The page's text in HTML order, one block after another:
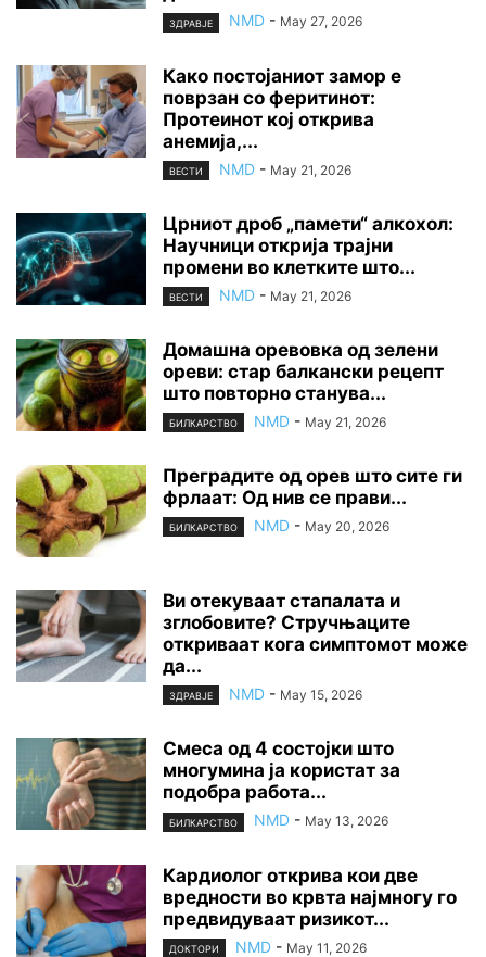
ЗДРАВЈЕ NMD - May 27, 2026
Како постојаниот замор е
поврзан со феритинот:
Протеинот кој открива
анемија,...
ВЕСТИ NMD - May 21, 2026
Црниот дроб „памети“ алкохол:
Научници открија трајни
промени во клетките што...
ВЕСТИ NMD - May 21, 2026
Домашна оревовка од зелени
ореви: стар балкански рецепт
што повторно станува...
БИЛКАРСТВО NMD - May 21, 2026
Преградите од орев што сите ги
фрлаат: Од нив се прави...
БИЛКАРСТВО NMD - May 20, 2026
Ви отекуваат стапалата и
зглобовите? Стручњаците
откриваат кога симптомот може
да...
ЗДРАВЈЕ NMD - May 15, 2026
Смеса од 4 состојки што
многумина ја користат за
подобра работа...
БИЛКАРСТВО NMD - May 13, 2026
Кардиолог открива кои две
вредности во крвта најмногу го
предвидуваат ризикот...
ДОКТОРИ NMD - May 11, 2026